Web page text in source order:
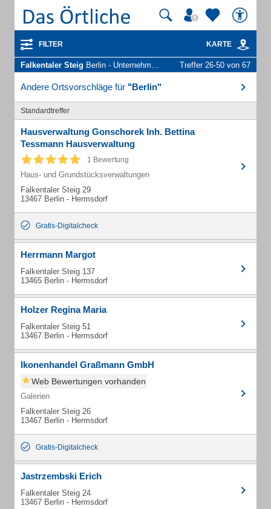
FILTER KARTE
Falkentaler Steig Berlin - Unternehmen und Personen Treffer 26-50 von 67
Andere Ortsvorschläge für "Berlin"
Standardtreffer
Hausverwaltung Gonschorek Inh. Bettina
Tessmann Hausverwaltung
1 Bewertung
Haus- und Grundstücksverwaltungen
Falkentaler Steig 29
13467 Berlin - Hermsdorf
Gratis-Digitalcheck
Herrmann Margot
Falkentaler Steig 137
13465 Berlin - Hermsdorf
Holzer Regina Maria
Falkentaler Steig 51
13467 Berlin - Hermsdorf
Ikonenhandel Graßmann GmbH
Web Bewertungen vorhanden
Galerien
Falkentaler Steig 26
13467 Berlin - Hermsdorf
Gratis-Digitalcheck
Jastrzembski Erich
Falkentaler Steig 24
13467 Berlin - Hermsdorf